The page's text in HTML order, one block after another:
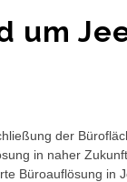
um
der
in naher
Büroauflösung